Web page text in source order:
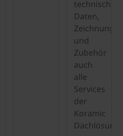
technischen
Daten,
und
Zubehör
auch
alle
Services
der
Koramic